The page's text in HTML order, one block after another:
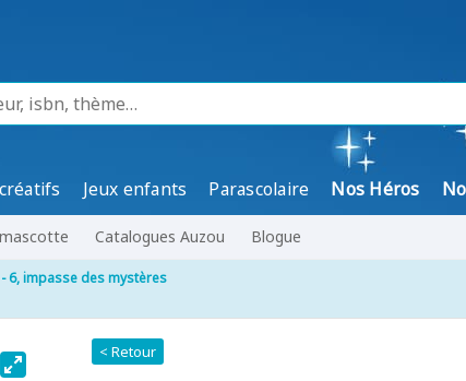
Jeux enfants Parascolaire Nos Héros
Catalogues Auzou Blogue
6, impasse des mystères
< Retour